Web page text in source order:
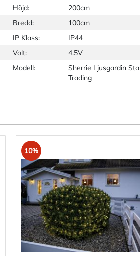
Höjd:
200cm
Bredd:
100cm
IP Klass:
IP44
Volt:
4.5V
Modell:
Sherrie Ljusgardin
Trading
10%